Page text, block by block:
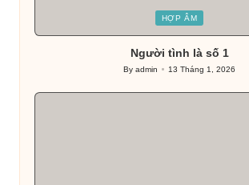
in
HỢP ÂM
Người tình là số 1
Posted
Byadmin 13 Tháng 1, 2026